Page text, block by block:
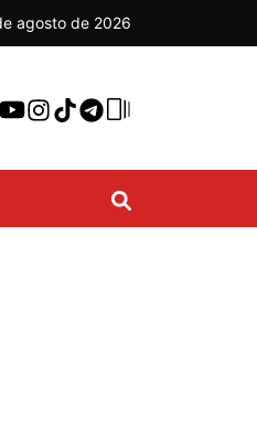
agosto de 2026